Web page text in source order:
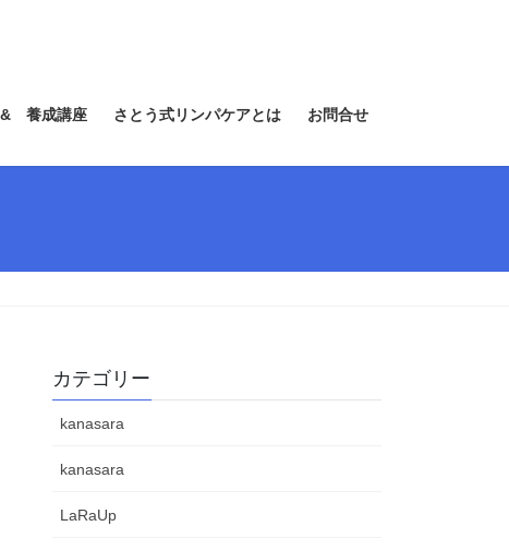
& 養成講座 さとう式リンパケアとは お問合せ
カテゴリー
kanasara
kanasara
LaRaUp